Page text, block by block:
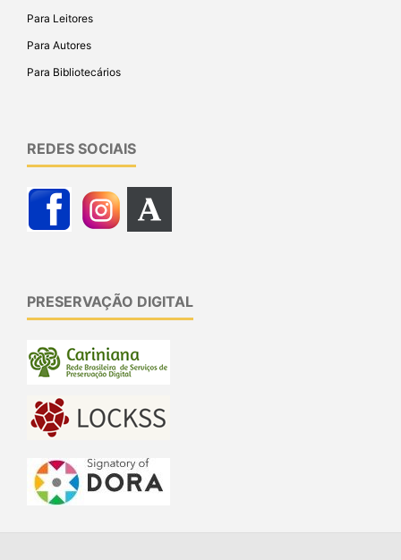
Para Leitores
Para Autores
Para Bibliotecários
REDES SOCIAIS
PRESERVAÇÃO DIGITAL